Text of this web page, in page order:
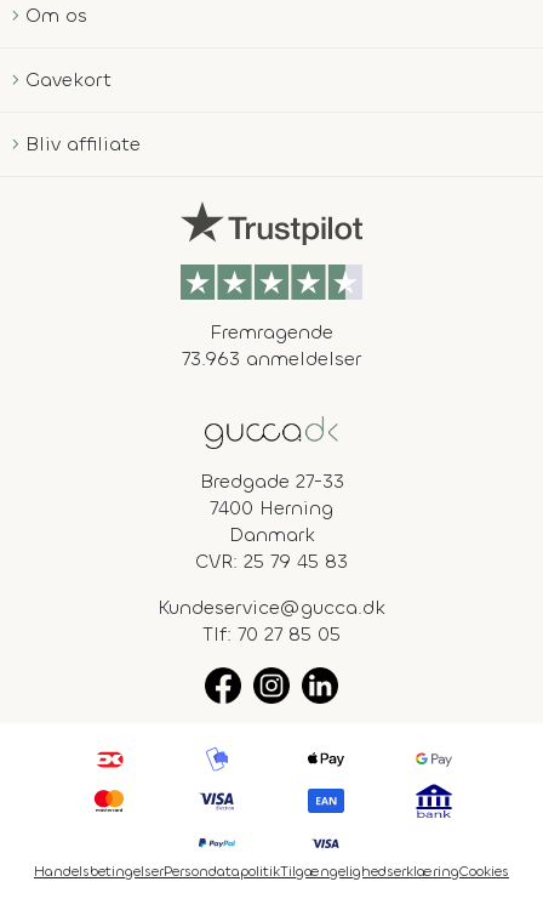
Om os
Gavekort
Bliv affiliate
Fremragende
73.963 anmeldelser
Bredgade 27-33
7400 Herning
Danmark
CVR: 25 79 45 83
Kundeservice@gucca.dk
Tlf: 70 27 85 05
HandelsbetingelserPersondatapolitikTilgængelighedserklæringCookies